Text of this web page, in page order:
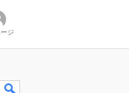
ジ